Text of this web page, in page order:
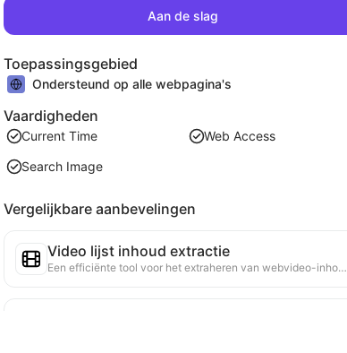
Aan de slag
Toepassingsgebied
Ondersteund op alle webpagina's
Vaardigheden
Current Time
Web Access
Search Image
Vergelijkbare aanbevelingen
Video lijst inhoud extractie
Een efficiënte tool voor het extraheren van webvideo-inhoud, die snel webpagina's kan scannen en video-informatie kan organiseren in een gestructureerde Markdown-tabel.